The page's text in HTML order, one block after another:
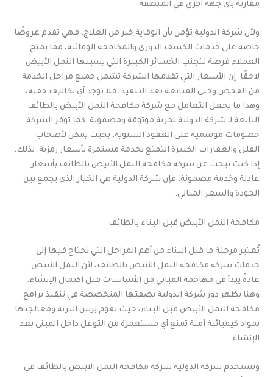
مقارنة بأي جهة أخرى في المنطقة.
ولأن شركة الدولية تؤمن بأن الوقاية خير من العلاج، فهي تقدم عروضًا
خاصة على خدمات الكشف الدوري والمكافحة الوقائية، مما يمنح
العملاء فرصة لتجنب الخسائر الكبيرة التي يسببها النمل الأبيض
لاحقًا. إن الأسعار التي تقدمها الشركة تشمل جميع مراحل الخدمة
من الفحص وحتى المتابعة بعد التنفيذ، فلا توجد أي تكاليف خفية،
وهذا ما يجعل التعامل مع شركة مكافحة النمل الأبيض بالطائف
التابعة لـ شركة الدولية تجربة موثوقة ومضمونة. كما توفر الشركة
خصومات موسمية على العقود السنوية، بحيث يمكن لأصحاب
الفلل والعقارات الكبيرة التمتع بخدمة مستمرة بأسعار رمزية. لذلك،
إذا كنت تبحث عن شركة مكافحة النمل الأبيض بالطائف بأسعار
عادلة وخدمة مضمونة، فإن شركة الدولية هي الخيار الذي يجمع بين
الجودة والسعر المثالي.
مكافحة النمل الأبيض قبل البناء بالطائف
تُعتبر مرحلة ما قبل البناء من أهم المراحل التي تحتاج فيها إلى
خدمات شركة مكافحة النمل الأبيض بالطائف، لأن النمل الأبيض
عادةً يبدأ في مهاجمة المباني من الأساسات قبل اكتمال الإنشاء.
وهنا يظهر دور شركة الدولية بصفتها المتخصصة في تنفيذ برامج
مكافحة النمل الأبيض قبل البناء، حيث تقوم برش التربة ومعالجتها
بمواد كيميائية آمنة تمنع أي مستعمرة من التوغل داخل المبنى بعد
الإنشاء.
وتستخدم شركة الدولية شركة مكافحة النمل الابيض بالطائف في